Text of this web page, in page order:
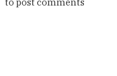
to post comments